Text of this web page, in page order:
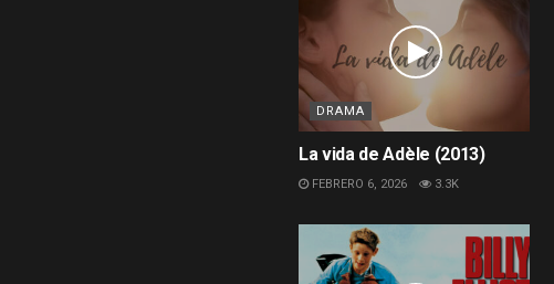
DRAMA
La vida de Adèle (2013)
FEBRERO 6, 2026 3.3K